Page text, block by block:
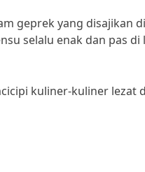
geprek yang disajikan di
selalu enak dan pas di
kuliner-kuliner lezat